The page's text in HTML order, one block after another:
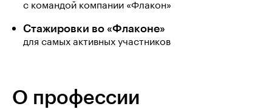
с командой компании «Флакон»
Стажировки во «Флаконе»
для самых активных участников
О профессии